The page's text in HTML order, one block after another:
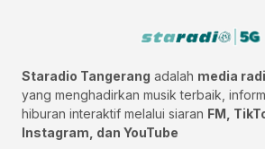
Staradio Tangerang adalah media
yang menghadirkan musik terbaik,
hiburan interaktif melalui siaran FM,
Instagram, dan YouTube